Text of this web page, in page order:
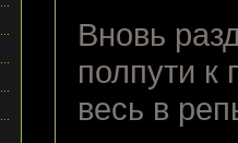
Вновь
полпути
весь в